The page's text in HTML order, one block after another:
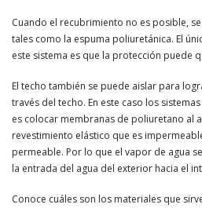
Cuando el recubrimiento no es posible,
tales como la espuma poliuretánica. El
este sistema es que la protección puede
El techo también se puede aislar para
través del techo. En este caso los
es colocar membranas de poliuretano al
revestimiento elástico que es
permeable. Por lo que el vapor de agua
la entrada del agua del exterior hacia el
Conoce cuáles son los materiales que